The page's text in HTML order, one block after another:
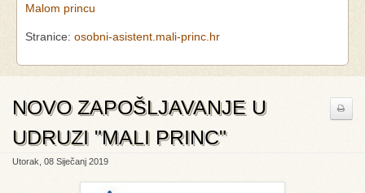
Malom princu
Stranice: osobni-asistent.mali-princ.hr
NOVO ZAPOŠLJAVANJE U
UDRUZI "MALI PRINC"
Utorak, 08 Siječanj 2019